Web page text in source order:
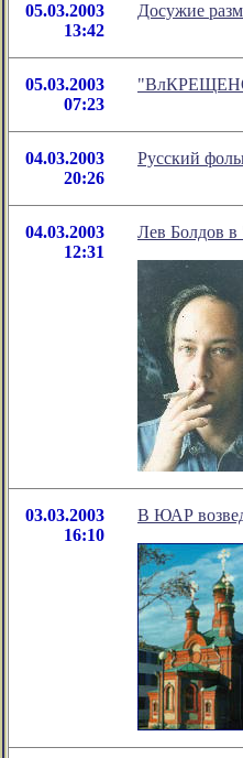
05.03.2003
13:42
Досужие
05.03.2003
07:23
04.03.2003
20:26
Русский
04.03.2003
12:31
Лев Болдов в
03.03.2003
16:10
В ЮАР